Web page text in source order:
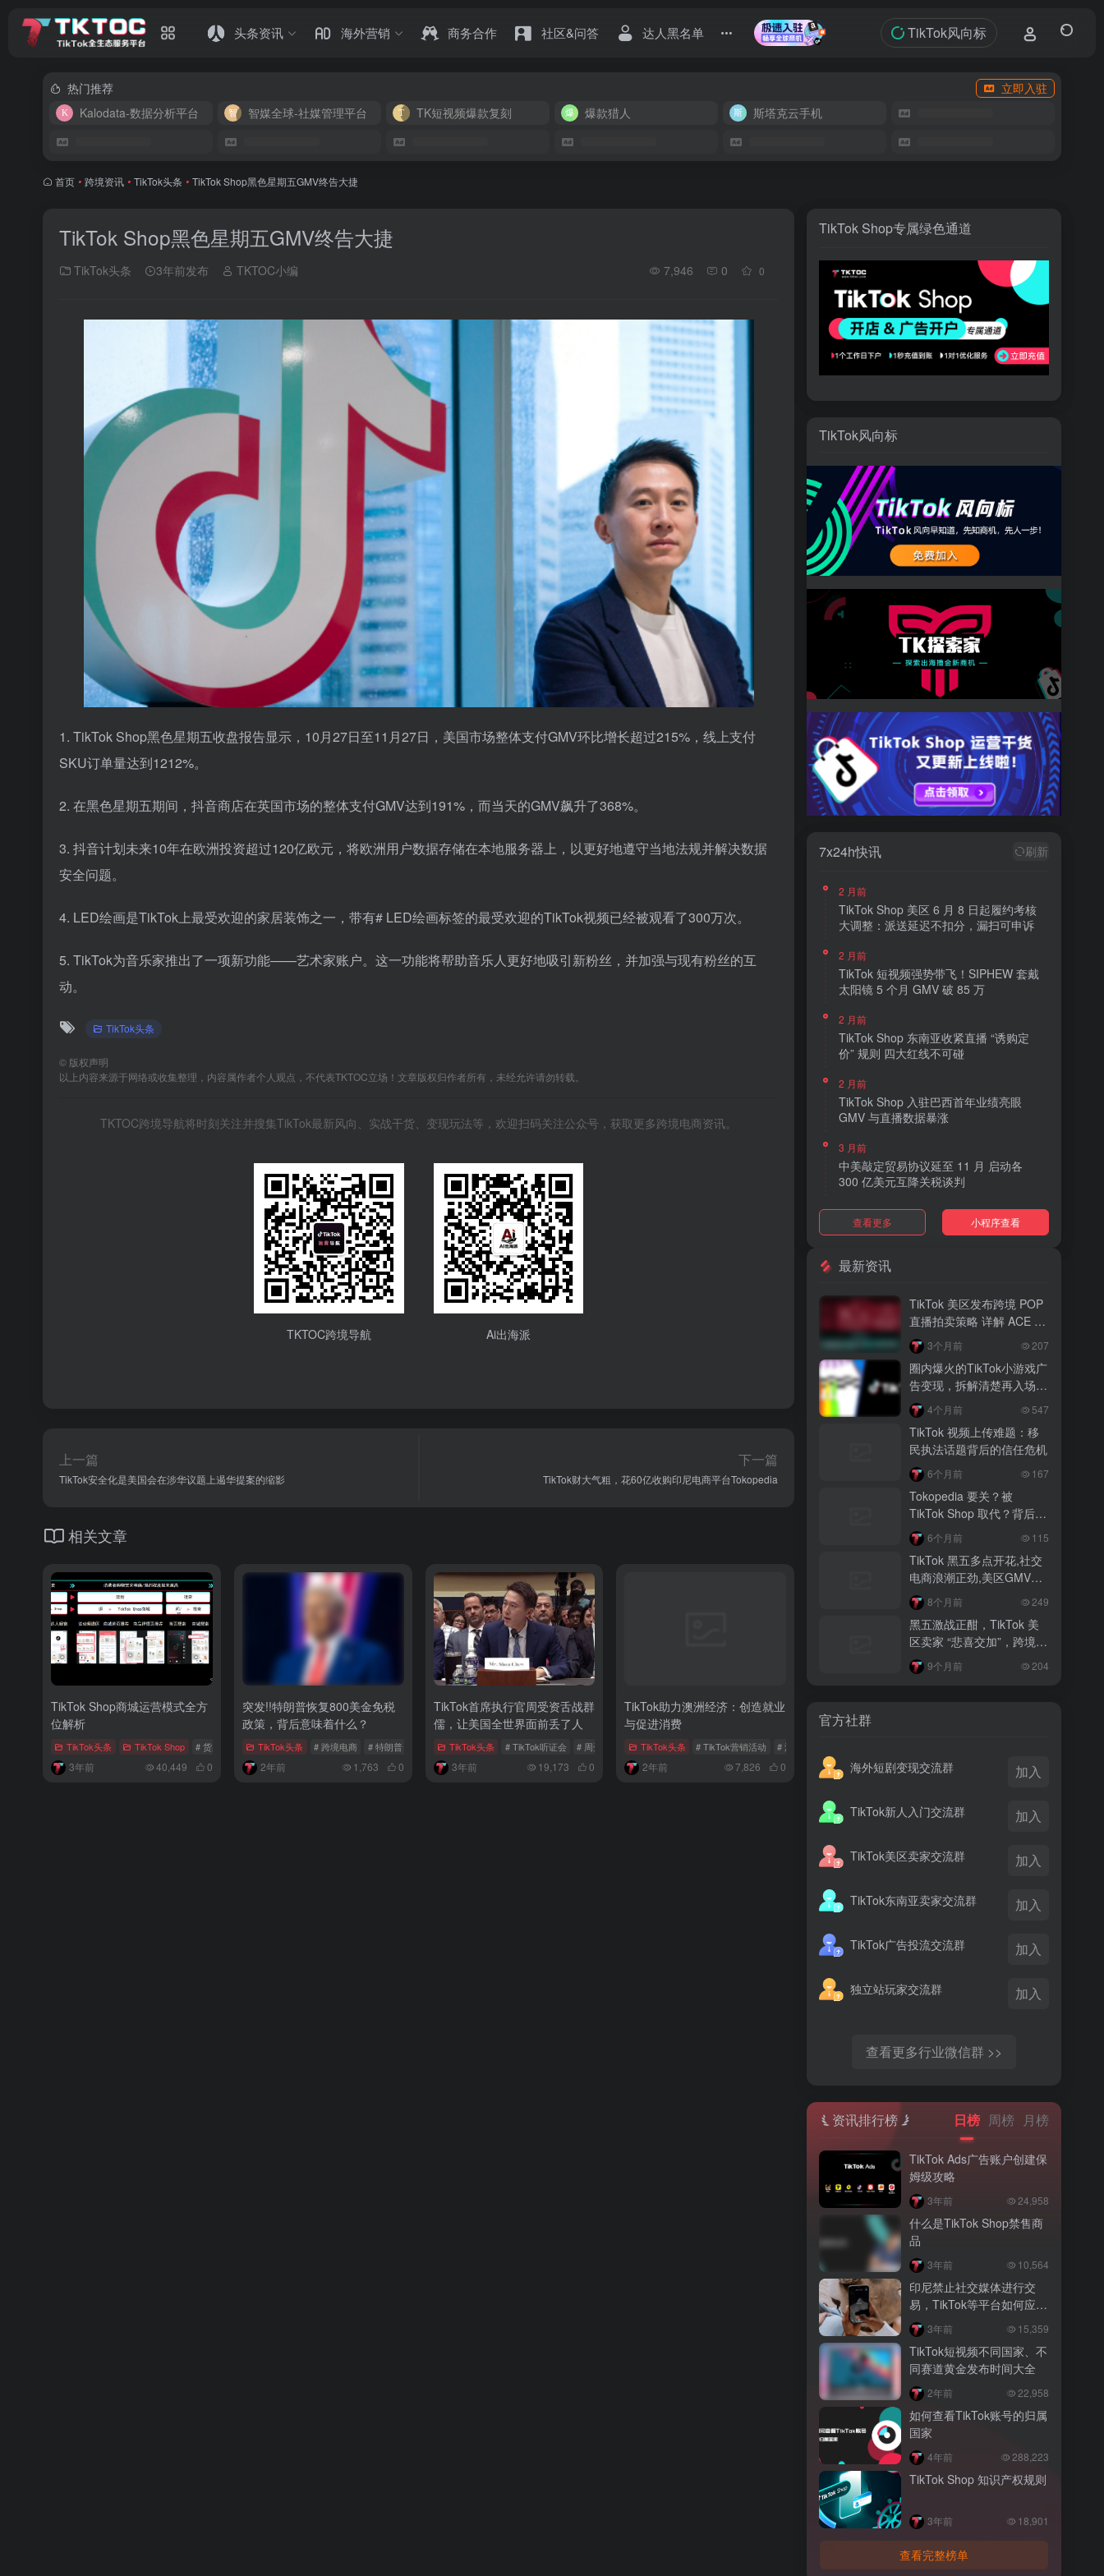
头条资讯 海外营销 商务合作 社区&问答 达人黑名单 TikTok风向标
热门推荐
立即入驻
Kalodata-数据分析平台
智媒全球-社媒管理平台 TK短视频爆款复刻 爆款猎人 斯塔克云手机
首页 • 跨境资讯 • TikTok头条 • TikTok Shop黑色星期五GMV终告大捷
TikTok Shop黑色星期五GMV终告大捷
TikTok头条 3年前发布 TKTOC小编 7,946 0 0
1. TikTok Shop黑色星期五收盘报告显示，10月27日至11月27日，美国市场整体支付GMV环比增长超过215%，线上支付
SKU订单量达到1212%。
2. 在黑色星期五期间，抖音商店在英国市场的整体支付GMV达到191%，而当天的GMV飙升了368%。
3. 抖音计划未来10年在欧洲投资超过120亿欧元，将欧洲用户数据存储在本地服务器上，以更好地遵守当地法规并解决数据
安全问题。
4. LED绘画是TikTok上最受欢迎的家居装饰之一，带有# LED绘画标签的最受欢迎的TikTok视频已经被观看了300万次。
5. TikTok为音乐家推出了一项新功能——艺术家账户。这一功能将帮助音乐人更好地吸引新粉丝，并加强与现有粉丝的互
动。
TikTok头条
© 版权声明
以上内容来源于网络或收集整理，内容属作者个人观点，不代表TKTOC立场！文章版权归作者所有，未经允许请勿转载。
TKTOC跨境导航将时刻关注并搜集TikTok最新风向、实战干货、变现玩法等，欢迎扫码关注公众号，获取更多跨境电商资讯。
TKTOC跨境导航 Ai出海派
上一篇
TikTok安全化是美国会在涉华议题上遏华提案的缩影
下一篇
TikTok财大气粗，花60亿收购印尼电商平台Tokopedia
相关文章
TikTok Shop商城运营模式全方
位解析
TikTok头条 TikTok Shop # 货架电商 # 海外仓 # 内容电商
3年前 40,449 0
突发!!特朗普恢复800美金免税
政策，背后意味着什么？
TikTok头条 # 跨境电商 # 特朗普 # 美国海关
2年前 1,763 0
TikTok首席执行官周受资舌战群
儒，让美国全世界面前丢了人
TikTok头条 # TikTok听证会 # 周受资
3年前 19,173 0
TikTok助力澳洲经济：创造就业
与促进消费
TikTok头条 # TikTok营销活动 # 澳洲经济
2年前 7,826 0
TikTok Shop专属绿色通道
TikTok风向标
7x24h快讯 刷新
2 月前
TikTok Shop 美区 6 月 8 日起履约考核
大调整：派送延迟不扣分，漏扫可申诉
2 月前
TikTok 短视频强势带飞！SIPHEW 套戴
太阳镜 5 个月 GMV 破 85 万
2 月前
TikTok Shop 东南亚收紧直播 “诱购定
价” 规则 四大红线不可碰
2 月前
TikTok Shop 入驻巴西首年业绩亮眼
GMV 与直播数据暴涨
3 月前
中美敲定贸易协议延至 11 月 启动各
300 亿美元互降关税谈判
3 月前
TikTok Shop 上线 “三日达” 标签 履约
3 月前
AI 购物代理化趋势明显 30% 美国消费
者接受 AI 代下单
3 月前
TikTok Shop 爱尔兰全面开放入驻 本土
品牌可零门槛开店
3 月前
音乐节降噪耳塞风靡欧美 DTC 品牌单日
营收突破 200 万元
越南监管出手核查Shopee、TikTok
Shop涨价行为，佣金调整遭调查
TikTok Shop 印尼推出出海项目 助力本
土品牌开拓东南亚市场
TikTok Shop 英美周榜出炉 美妆家居成
查看更多 小程序查看
最新资讯
TikTok 美区发布跨境 POP
直播拍卖策略 详解 ACE 选
品与三大拍卖机制
3个月前 207
圈内爆火的TikTok小游戏广
告变现，拆解清楚再入场，
别盲目跟风
4个月前 547
TikTok 视频上传难题：移
民执法话题背后的信任危机
6个月前 167
Tokopedia 要关？被
TikTok Shop 取代？背后真
相大揭秘！
6个月前 115
TikTok 黑五多点开花,社交
电商浪潮正劲,美区GMV突
破35亿8个月前 249
黑五激战正酣，TikTok 美
区卖家 “悲喜交加”，跨境电
商路在何方？
9个月前 204
官方社群
海外短剧变现交流群 加入
TikTok新人入门交流群 加入
TikTok美区卖家交流群 加入
TikTok东南亚卖家交流群 加入
TikTok广告投流交流群 加入
独立站玩家交流群 加入
查看更多行业微信群 >>
资讯排行榜 日榜 周榜 月榜
TikTok Ads广告账户创建保
姆级攻略
3年前 24,958
什么是TikTok Shop禁售商
品
3年前 10,564
印尼禁止社交媒体进行交
易，TikTok等平台如何应
对？ 3年前 15,359
TikTok短视频不同国家、不
同赛道黄金发布时间大全
2年前 22,958
如何查看TikTok账号的归属
国家
4年前 288,223
TikTok Shop 知识产权规则
3年前 18,901
查看完整榜单